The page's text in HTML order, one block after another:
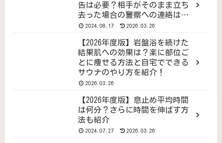
告は必要？相手がそのまま立ち
去った場合の警察への連絡は必
須か？
2024.08.17 2026.03.26
【2026年度版】岩盤浴を続けた
結果肌への効果は？楽に部位ご
とに痩せる方法と自宅でできる
サウナのやり方を紹介！
2026.03.26
【2026年度版】息止め平均時間
は何分？さらに時間を伸ばす方
法も紹介
2024.07.27 2026.03.26